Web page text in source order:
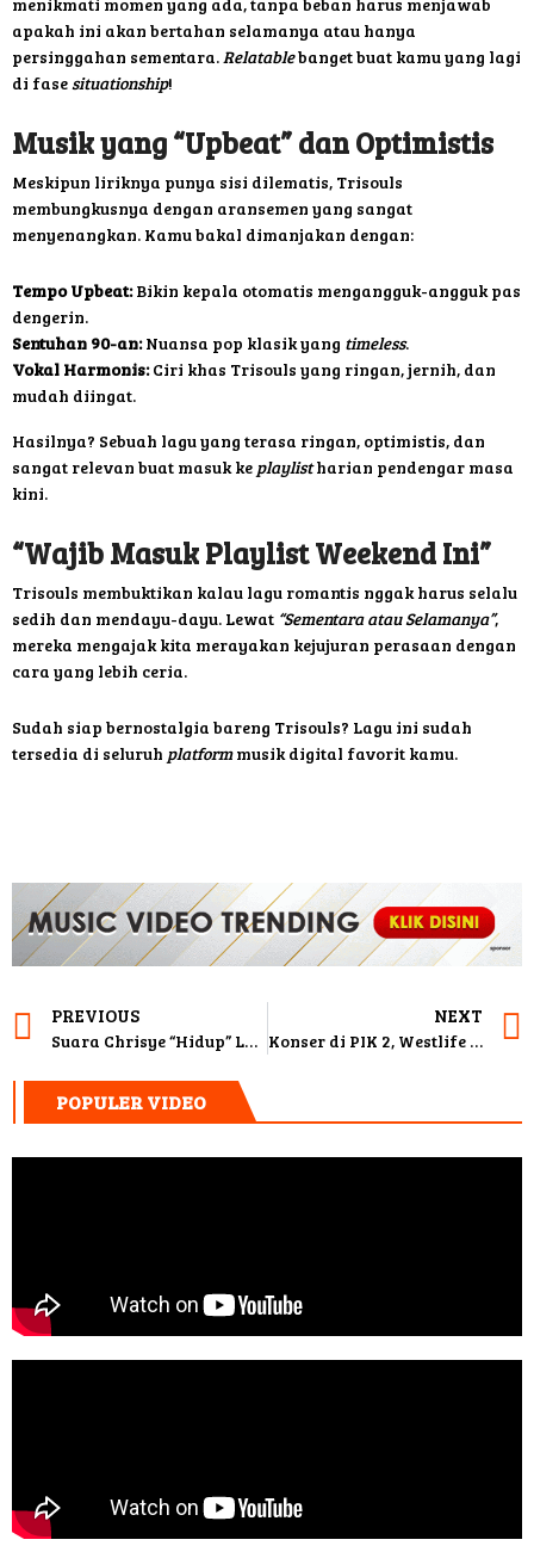
apakah ini akan bertahan selamanya atau hanya
persinggahan sementara.Relatablebanget buat kamu yang lagi
di fasesituationship!
Musik yang “Upbeat” dan Optimistis
Meskipun liriknya punya sisi dilematis, Trisouls
membungkusnya dengan aransemen yang sangat
menyenangkan. Kamu bakal dimanjakan dengan:
Tempo Upbeat:Bikin kepala otomatis mengangguk-angguk pas
dengerin.
Sentuhan 90-an:Nuansa pop klasik yang timeless.
Vokal Harmonis:Ciri khas Trisouls yang ringan, jernih, dan
mudah diingat.
Hasilnya? Sebuah lagu yang terasa ringan, optimistis, dan
sangat relevan buat masuk ke playlistharian pendengar masa
kini.
“Wajib Masuk Playlist Weekend Ini”
Trisouls membuktikan kalau lagu romantis nggak harus selalu
sedih dan mendayu-dayu. Lewat “Sementara atau Selamanya”,
mereka mengajak kita merayakan kejujuran perasaan dengan
cara yang lebih ceria.
Sudah siap bernostalgia bareng Trisouls? Lagu ini sudah
tersedia di seluruh platformmusik digital favorit kamu.
PREVIOUS
Suara Chrisye “Hidup” Lagi! Kolaborasi Epik Cakra Khan
NEXT
Konser di PIK 2, Westlife Sebut Indonesia “Rumah Kedua” yang Tak Tertandingi
POPULER VIDEO